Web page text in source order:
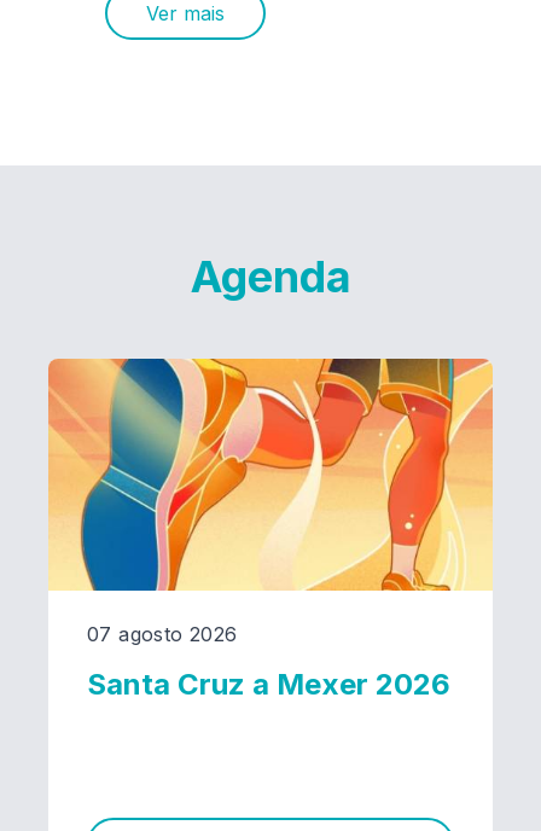
Ver mais
Agenda
07 agosto 2026
Santa Cruz a Mexer 2026